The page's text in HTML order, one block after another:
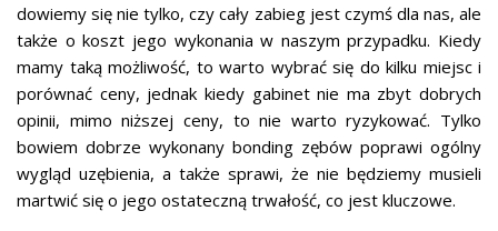
dowiemy się nie tylko, czy cały zabieg jest czymś dla nas, ale
także o koszt jego wykonania w naszym przypadku. Kiedy
mamy taką możliwość, to warto wybrać się do kilku miejsc i
porównać ceny, jednak kiedy gabinet nie ma zbyt dobrych
opinii, mimo niższej ceny, to nie warto ryzykować. Tylko
bowiem dobrze wykonany bonding zębów poprawi ogólny
wygląd uzębienia, a także sprawi, że nie będziemy musieli
martwić się o jego ostateczną trwałość, co jest kluczowe.